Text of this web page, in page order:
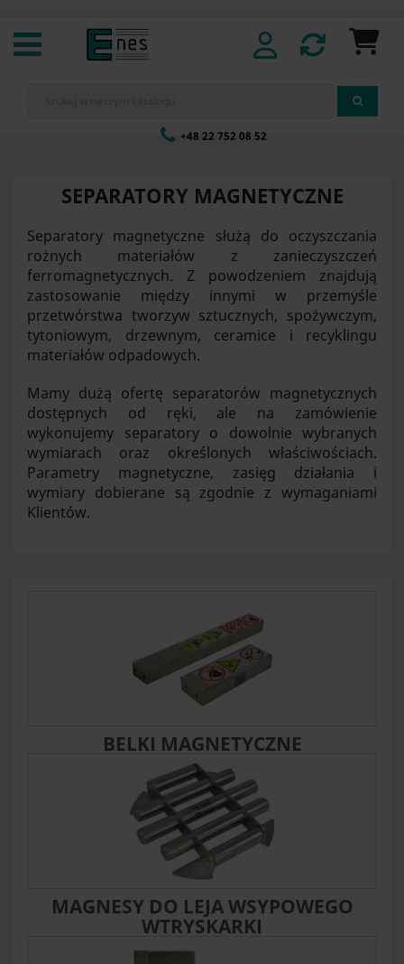
+48 22 752 08 52
SEPARATORY MAGNETYCZNE
Separatory magnetyczne służą do oczyszczania
rożnych materiałów z zanieczyszczeń
ferromagnetycznych. Z powodzeniem znajdują
zastosowanie między innymi w przemyśle
przetwórstwa tworzyw sztucznych, spożywczym,
tytoniowym, drzewnym, ceramice i recyklingu
materiałów odpadowych.
Mamy dużą ofertę separatorów magnetycznych
dostępnych od ręki, ale na zamówienie
wykonujemy separatory o dowolnie wybranych
wymiarach oraz określonych właściwościach.
Parametry magnetyczne, zasięg działania i
wymiary dobierane są zgodnie z wymaganiami
Klientów.
BELKI MAGNETYCZNE
MAGNESY DO LEJA WSYPOWEGO
WTRYSKARKI